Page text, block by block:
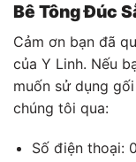
Bê Tông Đúc
Cảm ơn bạn đã
của Y Linh. Nếu
muốn sử dụng
chúng tôi qua:
Số điện thoại: